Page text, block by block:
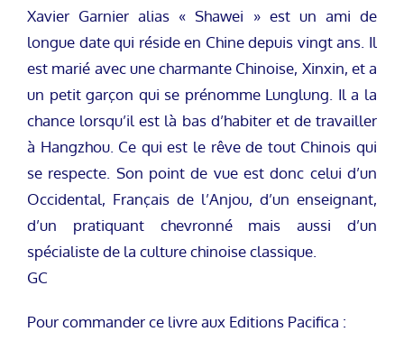
Xavier Garnier alias « Shawei » est un ami de
longue date qui réside en Chine depuis vingt ans. Il
est marié avec une charmante Chinoise, Xinxin, et a
un petit garçon qui se prénomme Lunglung. Il a la
chance lorsqu’il est là bas d’habiter et de travailler
à Hangzhou. Ce qui est le rêve de tout Chinois qui
se respecte. Son point de vue est donc celui d’un
Occidental, Français de l’Anjou, d’un enseignant,
d’un pratiquant chevronné mais aussi d’un
spécialiste de la culture chinoise classique.
GC
Pour commander ce livre aux Editions Pacifica :